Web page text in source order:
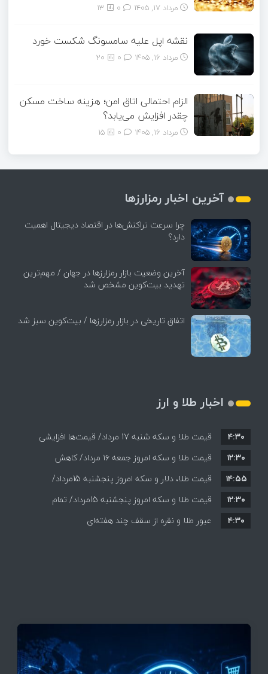
مرداد ۱۷, ۱۴۰۵ 13
نقشه اپل علیه سامسونگ شکست خورد
مرداد ۱۶, ۱۴۰۵ 20
الزام احتمالی اتاق امن؛ هزینه ساخت مسکن
چقدر افزایش می‌یابد؟
مرداد ۱۶, ۱۴۰۵ 15
آخرین اخبار رمزارزها
چرا سرعت تراکنش‌ها در اقتصاد دیجیتال اهمیت
دارد؟
آخرین وضعیت بازار رمزارزها در جهان / مهم‌ترین
تهدید بیت‌کوین مشخص شد
اتفاق تاریخی در بازار رمزارزها / بیت‌کوین سبز شد
اخبار طلا و ارز
قیمت طلا و سکه شنبه 17 مرداد/ قیمت‌ها افزایشی
۴:۳۰
قیمت طلا و سکه امروز جمعه ۱۶ مرداد/ کاهش
قیمت ها+ جدول و جزییات
۱۲:۳۰
قیمت طلا، دلار و سکه امروز پنجشنبه 15مرداد/
افزایش قیمت ها + جدول
۱۴:۵۵
قیمت طلا و سکه امروز پنجشنبه 15مرداد/ تمام
قیمت ها بر مدار افزایش + جدول
۱۲:۳۰
عبور طلا و نقره از سقف چند هفته‌ای
۴:۳۰